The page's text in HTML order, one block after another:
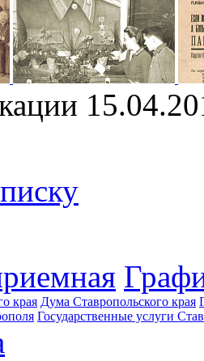
края Дума Ставропольского края
Государственные услуги